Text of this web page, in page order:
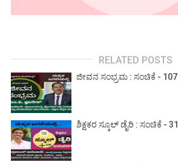
RELATED POSTS
ಜೀವನ ಸಂಭ್ರಮ : ಸಂಚಿಕೆ - 107
ಶಿಕ್ಷಕರ ಸ್ಕೂಲ್ ಡೈರಿ : ಸಂಚಿಕೆ - 31